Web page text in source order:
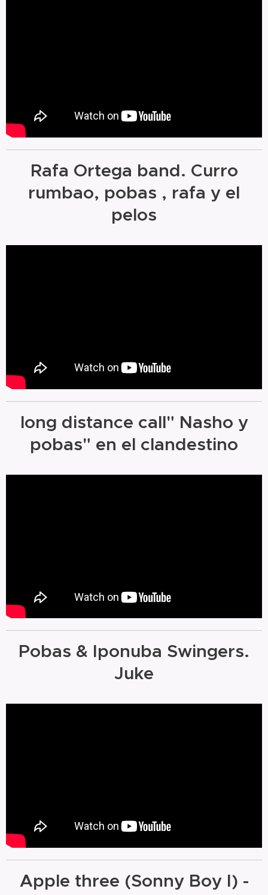
Rafa Ortega band. Curro
rumbao, pobas , rafa y el
pelos
long distance call" Nasho y
pobas" en el clandestino
Pobas & Iponuba Swingers.
Juke
Apple three (Sonny Boy I) -